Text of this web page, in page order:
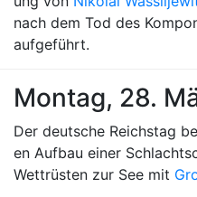
nach dem Tod des
aufgeführt.
Montag, 28.
Der deutsche Reichstag
en Aufbau einer
Wettrüsten zur See mit